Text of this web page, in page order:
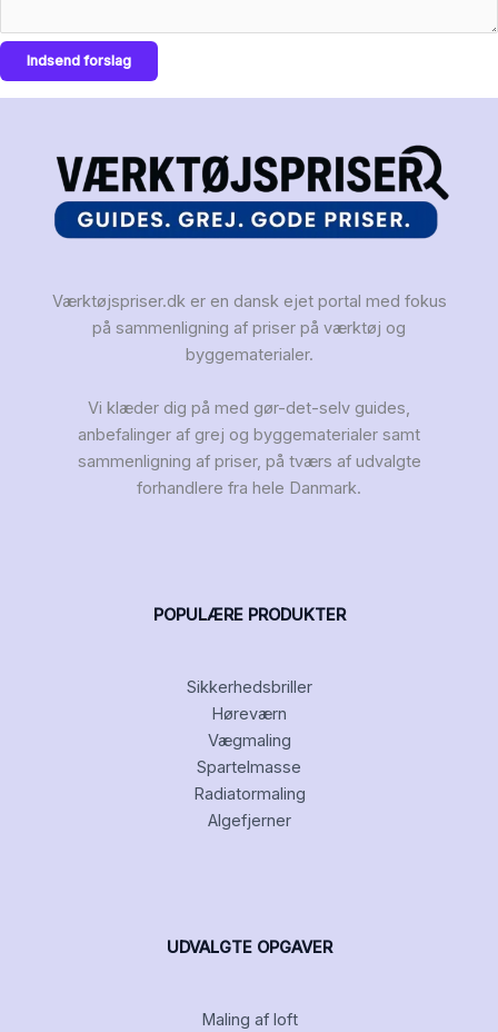
Indsend forslag
Værktøjspriser.dk er en dansk ejet portal med fokus
på sammenligning af priser på værktøj og
byggematerialer.
Vi klæder dig på med gør-det-selv guides,
anbefalinger af grej og byggematerialer samt
sammenligning af priser, på tværs af udvalgte
forhandlere fra hele Danmark.
POPULÆRE PRODUKTER
Sikkerhedsbriller
Høreværn
Vægmaling
Spartelmasse
Radiatormaling
Algefjerner
UDVALGTE OPGAVER
Maling af loft